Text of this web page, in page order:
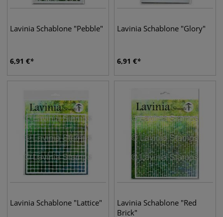
Lavinia Schablone "Pebble"
6,91 €
Lavinia Schablone "Glory"
6,91 €
Lavinia Schablone "Lattice"
Lavinia Schablone "Red
Brick"